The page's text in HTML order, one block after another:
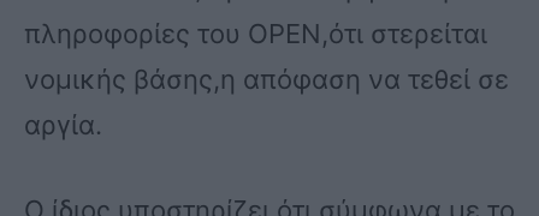
πληροφορίες του OPEN,ότι στερείται
νομικής βάσης,η απόφαση να τεθεί σε
αργία.